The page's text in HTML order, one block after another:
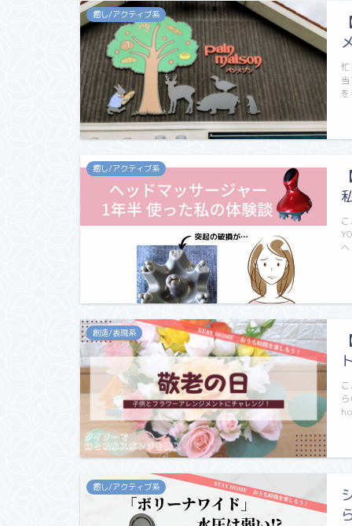
癒し/アクティブ系
癒し/アクティブ系
創造/表現系
癒し/アクティブ系